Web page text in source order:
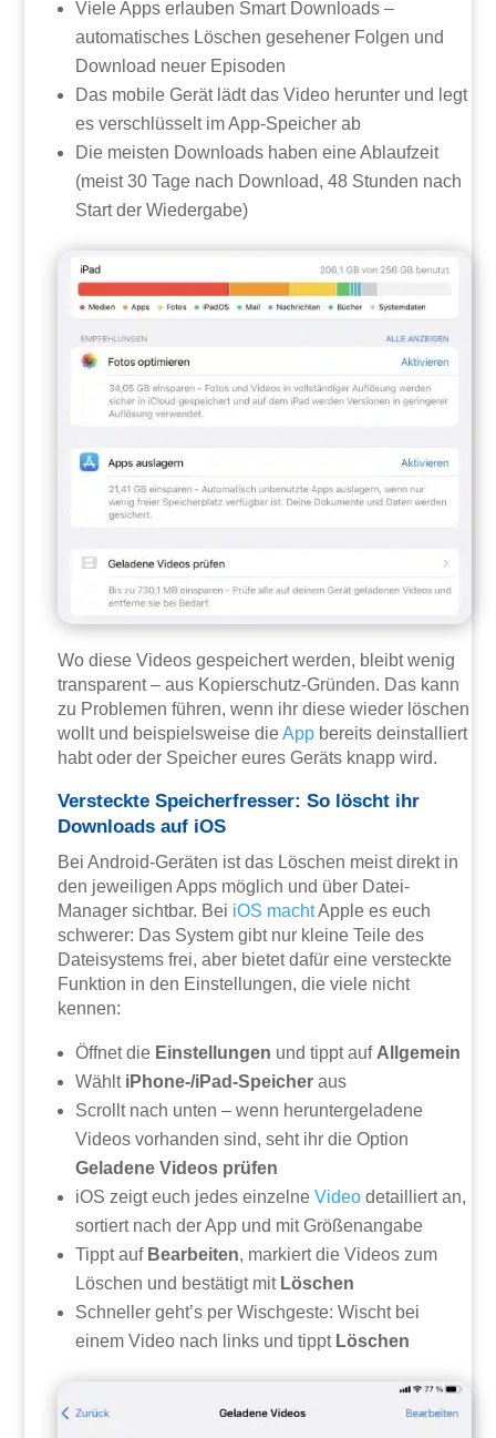
Viele Apps erlauben Smart Downloads –
automatisches Löschen gesehener Folgen und
Download neuer Episoden
Das mobile Gerät lädt das Video herunter und legt
es verschlüsselt im App-Speicher ab
Die meisten Downloads haben eine Ablaufzeit
(meist 30 Tage nach Download, 48 Stunden nach
Start der Wiedergabe)
Wo diese Videos gespeichert werden, bleibt wenig
transparent – aus Kopierschutz-Gründen. Das kann
zu Problemen führen, wenn ihr diese wieder löschen
wollt und beispielsweise dieApp bereits deinstalliert
habt oder der Speicher eures Geräts knapp wird.
Versteckte Speicherfresser: So löscht ihr
Downloads auf iOS
Bei Android-Geräten ist das Löschen meist direkt in
den jeweiligen Apps möglich und über Datei-
Manager sichtbar. Bei iOS machtApple es euch
schwerer: Das System gibt nur kleine Teile des
Dateisystems frei, aber bietet dafür eine versteckte
Funktion in den Einstellungen, die viele nicht
kennen:
Öffnet die Einstellungen und tippt auf Allgemein
Wählt iPhone-/iPad-Speicher aus
Scrollt nach unten – wenn heruntergeladene
Videos vorhanden sind, seht ihr die Option
Geladene Videos prüfen
iOS zeigt euch jedes einzelneVideo detailliert an,
sortiert nach der App und mit Größenangabe
Tippt auf Bearbeiten, markiert die Videos zum
Löschen und bestätigt mit Löschen
Schneller geht’s per Wischgeste: Wischt bei
einem Video nach links und tippt Löschen